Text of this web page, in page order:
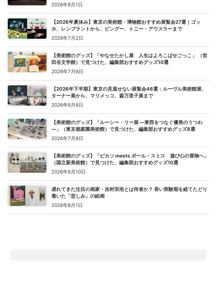
2026年8月1日
【2026年夏休み】東京の美術館・博物館おすすめ展覧会27選｜ゴッ
ホ、レンブラントから、ピングー、トニー・アウスラーまで
2026年7月2日
【美術館のグッズ】「やなせたかし展 人生はよろこばせごっこ」 （世
田谷文学館）で見つけた、編集部おすすめグッズ10選
2026年7月6日
【2026年下半期】東京の見逃せない展覧会46選：ルーヴル美術館展、
ターナー展から、マリメッコ、森万里子展まで
2026年6月6日
【美術館のグッズ】「ルーシー・リー展 ―東西をつなぐ優美のうつわ
―」（東京都庭園美術館）で見つけた、編集部おすすめグッズ8選
2026年7月8日
【美術館のグッズ】「ピカソ meets ポール・スミス 遊び心の冒険へ」
（国立新美術館）で見つけた、編集部おすすめグッズ10選
2026年6月10日
遅れてきた注目の画家・吉村宗浩とは何者か？ 長い実験期を経てたどり
着いた「悲しみ」の絵画
2026年8月1日